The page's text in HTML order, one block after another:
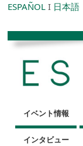
ESPAÑOL I 日本語
イベント情報
インタビュー